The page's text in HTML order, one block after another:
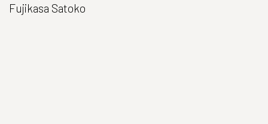
Fujikasa Satoko